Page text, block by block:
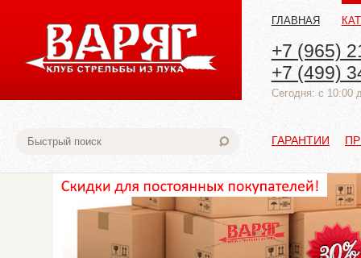
ГЛАВНАЯ
+7 (965)
+7 (499)
Cегодня: с 10:00
ГАРАНТИИ